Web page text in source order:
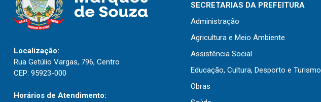
Localização:
Rua Getúlio Vargas, 796, Centro
CEP: 95923-000
Horários de Atendimento:
SECRETARIAS DA PREFEITURA
Administração
Agricultura e Meio Ambiente
Assistência Social
Educação, Cultura, Desporto e Turismo
Obras